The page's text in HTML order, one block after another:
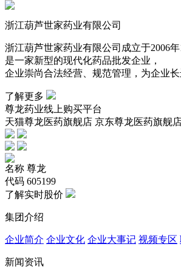
浙江葫芦世家药业有限公司
浙江葫芦世家药业有限公司成立于2006年
是一家新型的现代化药品批发企业，
企业崇尚合法经营、规范管理，为企业长
了解更多
尊龙药业线上购买平台
天猫尊龙医药旗舰店 京东尊龙医药旗舰
名称 尊龙
代码 605199
了解实时股价
集团介绍
企业简介 企业文化 企业⼤事记 视频专区
新闻资讯